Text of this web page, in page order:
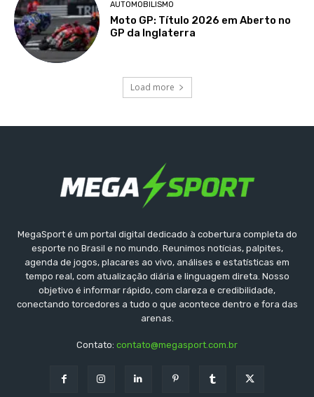
AUTOMOBILISMO
Moto GP: Título 2026 em Aberto no
GP da Inglaterra
Load more
MegaSport é um portal digital dedicado à cobertura completa do
esporte no Brasil e no mundo. Reunimos notícias, palpites,
agenda de jogos, placares ao vivo, análises e estatísticas em
tempo real, com atualização diária e linguagem direta. Nosso
objetivo é informar rápido, com clareza e credibilidade,
conectando torcedores a tudo o que acontece dentro e fora das
arenas.
Contato: contato@megasport.com.br